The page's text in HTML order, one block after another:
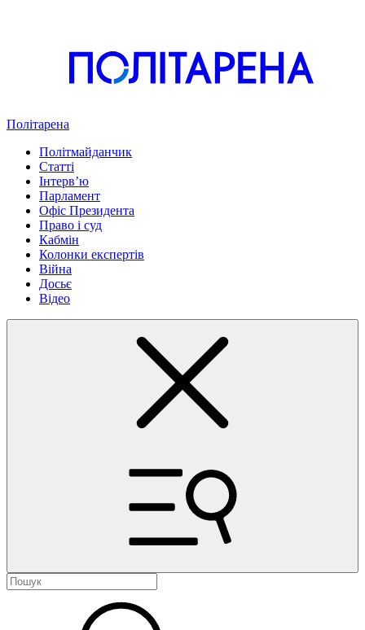
Політарена
Політмайданчик
Статті
Інтервʼю
Парламент
Офіс Президента
Право і суд
Кабмін
Колонки експертів
Війна
Досьє
Відео